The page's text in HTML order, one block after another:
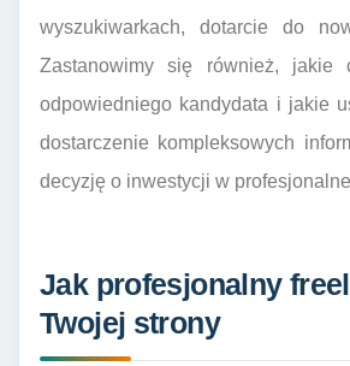
wyszukiwarkach, dotarcie do
Zastanowimy się również, jakie
odpowiedniego kandydata i jakie
dostarczenie kompleksowych
decyzję o inwestycji w
Jak profesjonalny
Twojej strony